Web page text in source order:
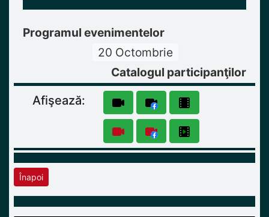
Programul evenimentelor
20 Octombrie
Catalogul participanţilor
Afişează:
Înapoi